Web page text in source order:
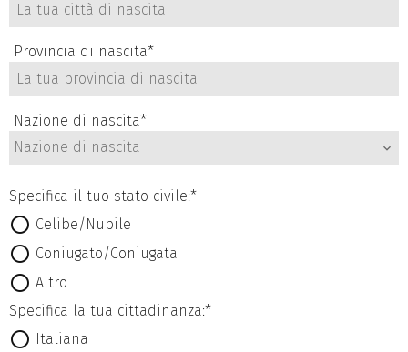
Provincia di nascita*
Nazione di nascita*
Nazione di nascita
Specifica il tuo stato civile:*
Celibe/Nubile
Coniugato/Coniugata
Altro
Specifica la tua cittadinanza:*
Italiana